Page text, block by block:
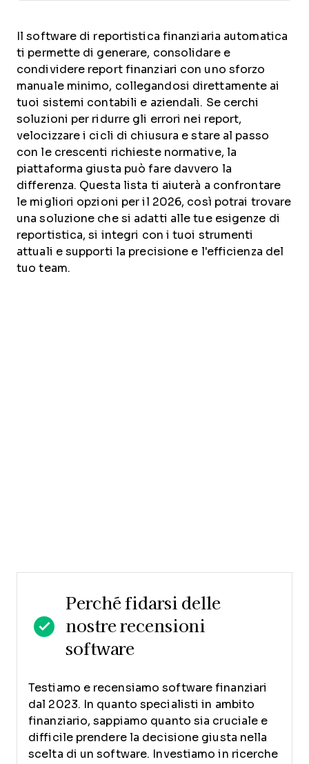
Il software di reportistica finanziaria automatica
ti permette di generare, consolidare e
condividere report finanziari con uno sforzo
manuale minimo, collegandosi direttamente ai
tuoi sistemi contabili e aziendali. Se cerchi
soluzioni per ridurre gli errori nei report,
velocizzare i cicli di chiusura e stare al passo
con le crescenti richieste normative, la
piattaforma giusta può fare davvero la
differenza. Questa lista ti aiuterà a confrontare
le migliori opzioni per il 2026, così potrai trovare
una soluzione che si adatti alle tue esigenze di
reportistica, si integri con i tuoi strumenti
attuali e supporti la precisione e l'efficienza del
tuo team.
Perché fidarsi delle
nostre recensioni
software
Testiamo e recensiamo software finanziari
dal 2023. In quanto specialisti in ambito
finanziario, sappiamo quanto sia cruciale e
difficile prendere la decisione giusta nella
scelta di un software.
Investiamo in ricerche